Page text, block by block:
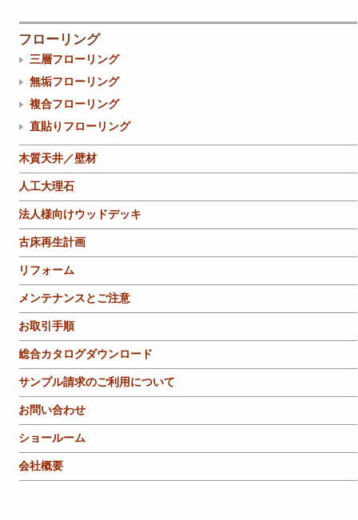
フローリング
三層フローリング
無垢フローリング
複合フローリング
直貼りフローリング
木質天井／壁材
人工大理石
法人様向けウッドデッキ
古床再生計画
リフォーム
メンテナンスとご注意
お取引手順
総合カタログダウンロード
サンプル請求のご利用について
お問い合わせ
ショールーム
会社概要